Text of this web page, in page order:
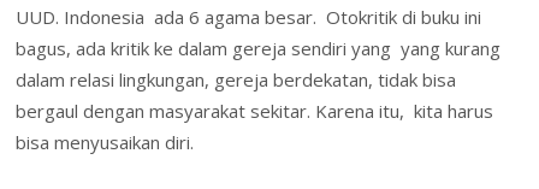
UUD. Indonesia ada 6 agama besar. Otokritik di buku ini
bagus, ada kritik ke dalam gereja sendiri yang yang kurang
dalam relasi lingkungan, gereja berdekatan, tidak bisa
bergaul dengan masyarakat sekitar. Karena itu, kita harus
bisa menyusaikan diri.